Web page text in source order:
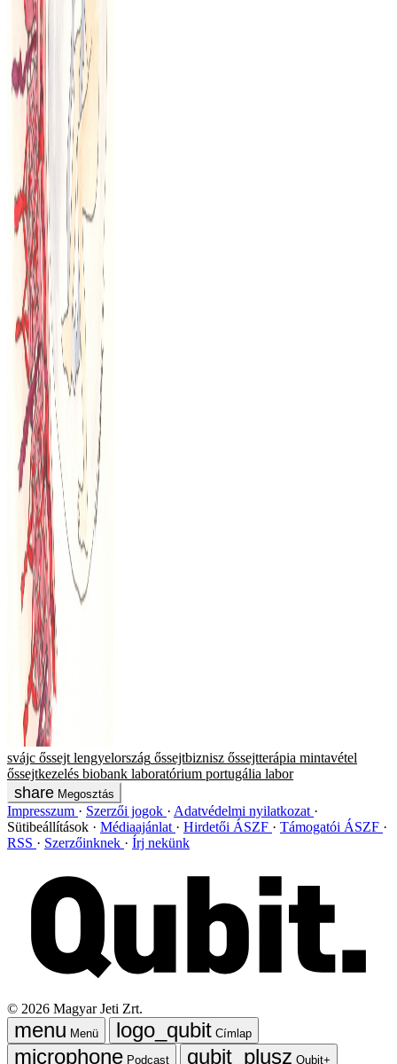
svájc őssejt lengyelország őssejtbiznisz őssejtterápia mintavétel
őssejtkezelés biobank laboratórium portugália labor
Megosztás
Impresszum Szerzői jogok
Adatvédelmi nyilatkozat
Sütibeállítások
Médiaajánlat Hirdetői ÁSZF
Támogatói ÁSZF
RSS
Szerzőinknek Írj nekünk
© 2026 Magyar Jeti Zrt.
Menü
Címlap
Podcast
Qubit+